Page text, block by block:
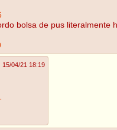
bolsa de pus literalmente
15/04/21 18:19